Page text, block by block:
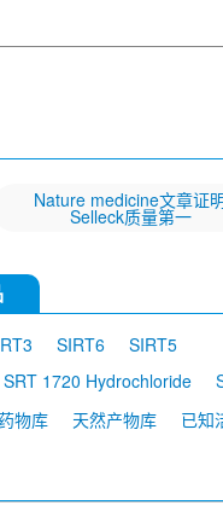
Nature medicine文章证
Selleck质量第一
SIRT6
SIRT5
SRT 1720 Hydrochloride
SIRT1 Antibody (Mouse
物库 天然产物库 已知